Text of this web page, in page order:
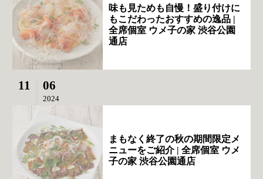
味も見ためも自慢！盛り付けに
もこだわったおすすめの逸品 |
全席個室 ウメ子の家 渋谷公園
通店
11 06
2024
まもなく終了の秋の期間限定メ
ニューをご紹介 | 全席個室 ウメ
子の家 渋谷公園通店